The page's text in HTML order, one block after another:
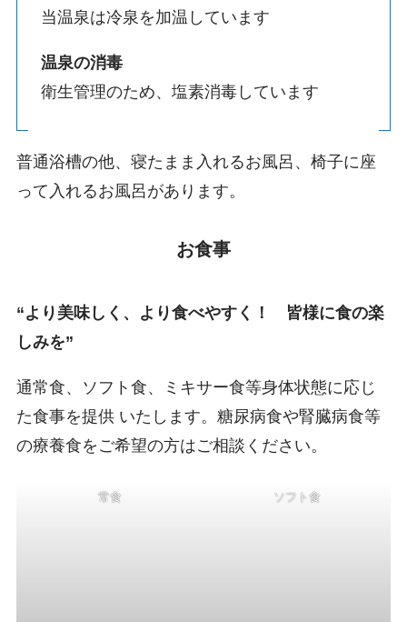
当温泉は冷泉を加温しています
温泉の消毒
衛生管理のため、塩素消毒しています
普通浴槽の他、寝たまま入れるお風呂、椅子に座
って入れるお風呂があります。
お食事
“より美味しく、より食べやすく！ 皆様に食の楽
しみを”
通常食、ソフト食、ミキサー食等身体状態に応じ
た食事を提供 いたします。糖尿病食や腎臓病食等
の療養食をご希望の方はご相談ください。
常食 ソフト食